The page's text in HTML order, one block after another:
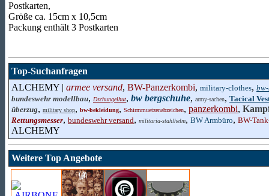
Postkarten,
Größe ca. 15cm x 10,5cm
Packung enthält 3 Postkarten
Top-Suchanfragen
ALCHEMY | armee versand, BW-Panzerkombi, military-clothes,
bundeswehr modellbau, Dschungelhut, bw bergschuhe, army-sachen, Tacical
überzug, military shop, bw-bekleidung, Schirmmuetzenabzeichen, panzerkombi,
Rettungsmesser, bundeswehr versand, militaria-stahlhelm, BW Armbüro, BW-
ALCHEMY
Weitere Top Angebote